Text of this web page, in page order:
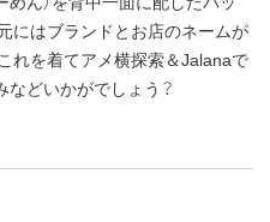
にはブランドとお店のネームが
れを着てアメ横探索＆Jalanaで
などいかがでしょう？